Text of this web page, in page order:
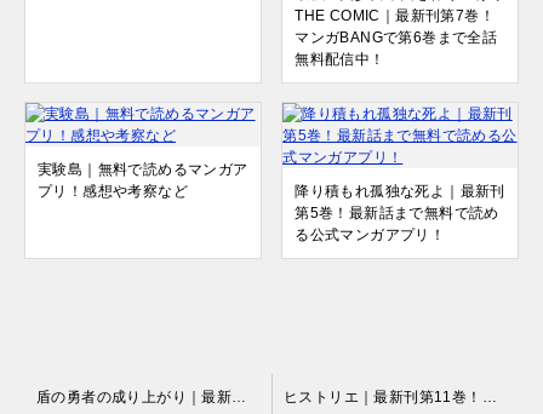
THE COMIC｜最新刊第7巻！
マンガBANGで第6巻まで全話
無料配信中！
実験島｜無料で読めるマンガア
プリ！感想や考察など
降り積もれ孤独な死よ｜最新刊
第5巻！最新話まで無料で読め
る公式マンガアプリ！